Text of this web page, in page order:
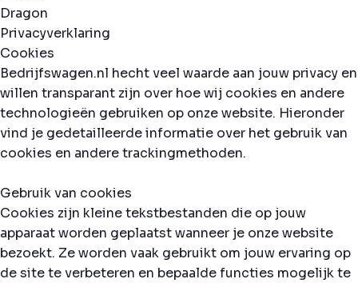
Privacyverklaring
Cookies
Bedrijfswagen.nl hecht veel waarde aan jouw privacy en
willen transparant zijn over hoe wij cookies en andere
technologieën gebruiken op onze website. Hieronder
vind je gedetailleerde informatie over het gebruik van
cookies en andere trackingmethoden.
Gebruik van cookies
Cookies zijn kleine tekstbestanden die op jouw
apparaat worden geplaatst wanneer je onze website
bezoekt. Ze worden vaak gebruikt om jouw ervaring op
de site te verbeteren en bepaalde functies mogelijk te